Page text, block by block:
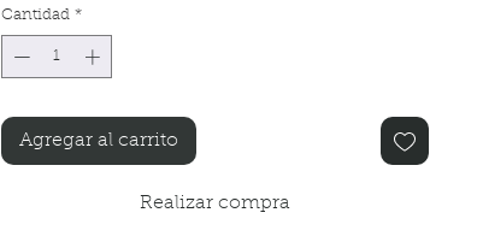
Cantidad *
Agregar al carrito
Realizar compra